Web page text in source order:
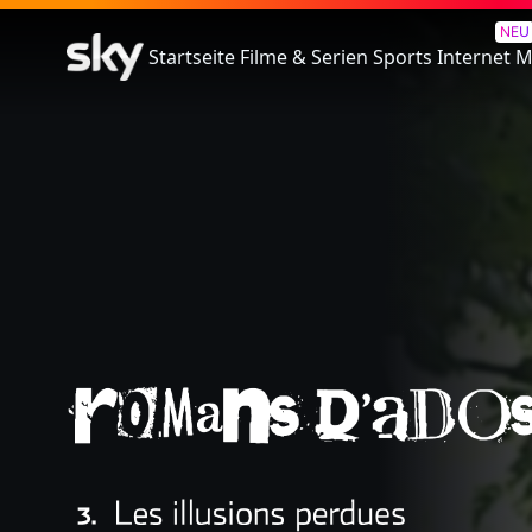
Startseite Filme & Serien Sports
NEU
Internet
Romans D'Ados - 3. Les